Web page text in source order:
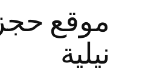
موقع
نيلية